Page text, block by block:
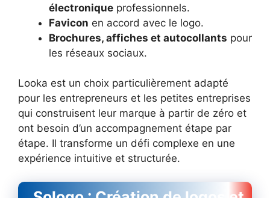
électronique professionnels.
Favicon en accord avec le logo.
Brochures, affiches et autocollants pour
les réseaux sociaux.
Looka est un choix particulièrement adapté
pour les entrepreneurs et les petites entreprises
qui construisent leur marque à partir de zéro et
ont besoin d’un accompagnement étape par
étape. Il transforme un défi complexe en une
expérience intuitive et structurée.